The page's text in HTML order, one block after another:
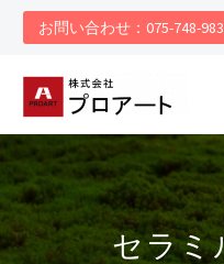
お問い合わせ：075-748-
セラミ